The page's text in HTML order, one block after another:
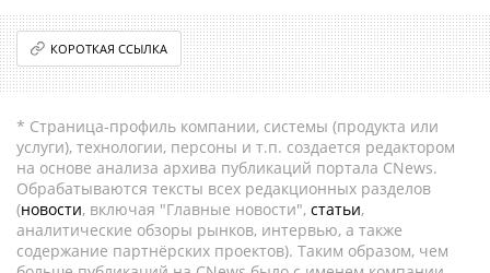
КОРОТКАЯ ССЫЛКА
* Страница-профиль компании, системы (продукта или
услуги), технологии, персоны и т.п. создается редактором
на основе анализа архива публикаций портала CNews.
Обрабатываются тексты всех редакционных разделов
(новости, включая "Главные новости", статьи,
аналитические обзоры рынков, интервью, а также
содержание партнёрских проектов). Таким образом, чем